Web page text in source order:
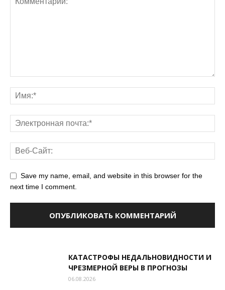
Save my name, email, and website in this browser for the
next time I comment.
КАТАСТРОФЫ НЕДАЛЬНОВИДНОСТИ И
ЧРЕЗМЕРНОЙ ВЕРЫ В ПРОГНОЗЫ
06.08.2026